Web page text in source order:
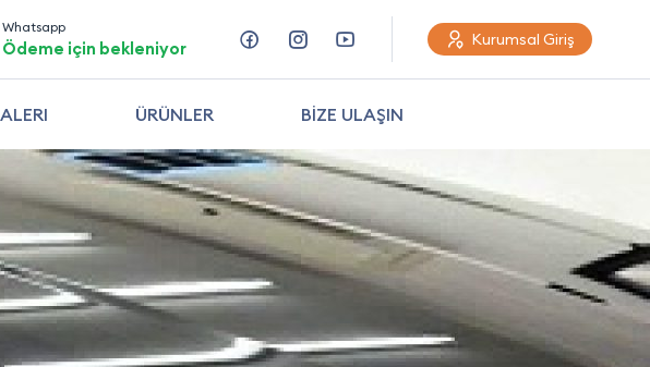
Whatsapp
Ödeme için bekleniyor Kurumsal Giriş
ÜRÜNLER BİZE ULAŞIN